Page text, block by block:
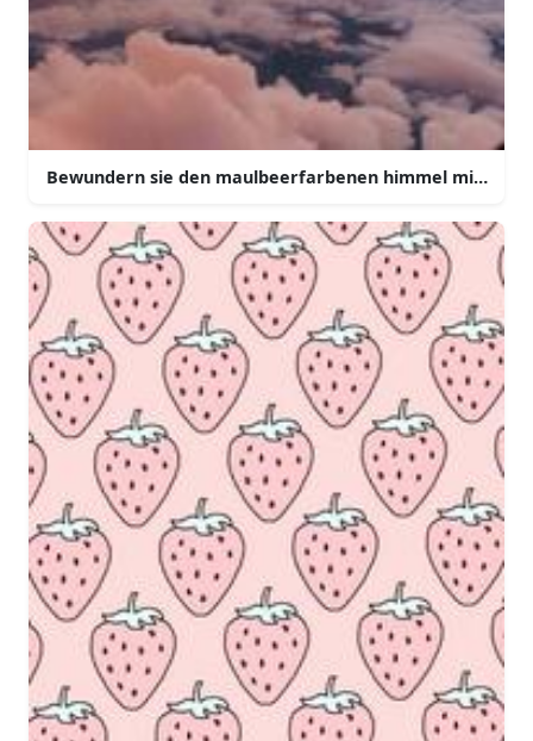
Bewundern sie den maulbeerfarbenen himmel mit